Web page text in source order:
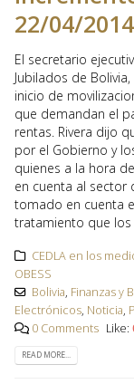
22/04/2014
El secretario
Jubilados de
inicio de
que demandan el
rentas. Rivera dijo
por el Gobierno y
quienes a la hora
en cuenta al sector
tomado en cuenta
tratamiento que los
CEDLA en los
OBESS
Bolivia, Finanzas y
Electrónicos, Noticia,
0 Comments Like:
READ MORE...